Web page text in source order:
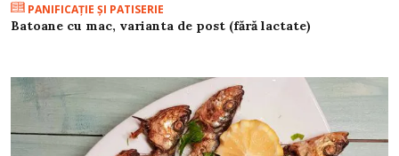
PANIFICAŢIE ŞI PATISERIE
Batoane cu mac, varianta de post (fără lactate)